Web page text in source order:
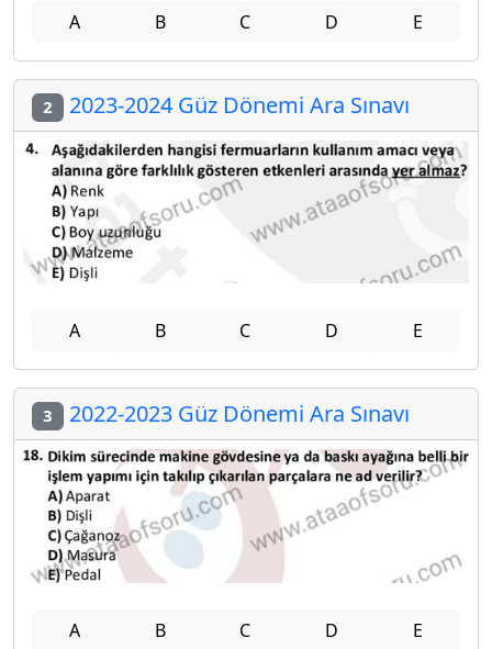
A B C D E
2 2023-2024 Güz Dönemi Ara Sınavı
A B C D E
3 2022-2023 Güz Dönemi Ara Sınavı
A B C D E